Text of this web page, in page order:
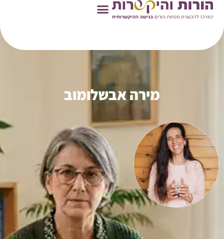
ראשי»מנחות הורים »מירה אבשלומוב
מירה אבשלומוב